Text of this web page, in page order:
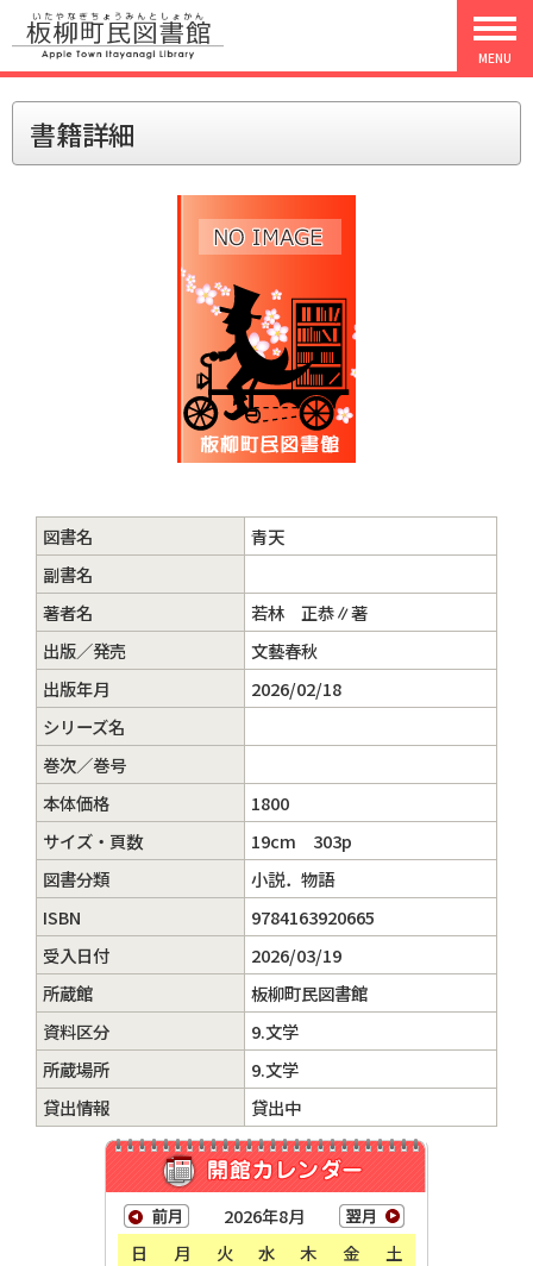
MENU
書籍詳細
図書名
青天
副書名
著者名
若林 正恭∥著
出版／発売
文藝春秋
出版年月
2026/02/18
シリーズ名
巻次／巻号
本体価格
1800
サイズ・頁数
19cm 303p
図書分類
小説．物語
ISBN
9784163920665
受入日付
2026/03/19
所蔵館
板柳町民図書館
資料区分
9.文学
所蔵場所
9.文学
貸出情報
貸出中
2026年8月
日
月 火 水 木 金
土